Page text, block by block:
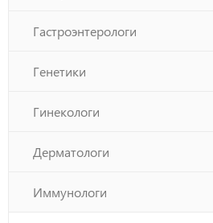
Гастроэнтерологи
Генетики
Гинекологи
Дерматологи
Иммунологи